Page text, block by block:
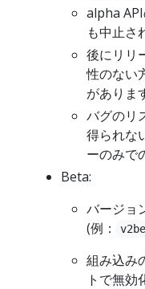
alpha
も中止さ
後にリリ
性のない
がありま
バグのリ
得られな
ーのみで
Beta:
バージョ
(例：
組み込み
トで無